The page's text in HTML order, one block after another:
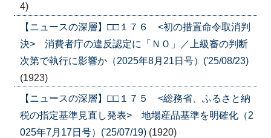
4)
【ニュースの深層】□□１７６ <初の措置命令取消判
決> 消費者庁の違反認定に「ＮＯ」／上級審の判断
次第で執行に影響か（2025年8月21日号）('25/08/23)
(1923)
【ニュースの深層】□□１７５ <総務省、ふるさと納
税の指定基準見直し発表> 地場産品基準を明確化（2
025年7月17日号）('25/07/19) (1920)